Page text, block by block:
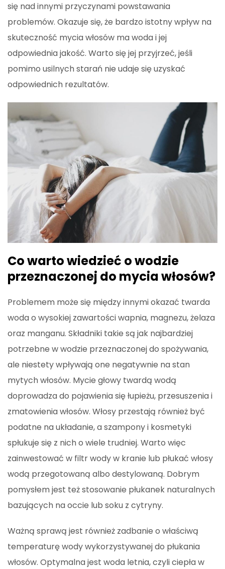
się nad innymi przyczynami powstawania
problemów. Okazuje się, że bardzo istotny wpływ na
skuteczność mycia włosów ma woda i jej
odpowiednia jakość. Warto się jej przyjrzeć, jeśli
pomimo usilnych starań nie udaje się uzyskać
odpowiednich rezultatów.
Co warto wiedzieć o wodzie
przeznaczonej do mycia włosów?
Problemem może się między innymi okazać twarda
woda o wysokiej zawartości wapnia, magnezu, żelaza
oraz manganu. Składniki takie są jak najbardziej
potrzebne w wodzie przeznaczonej do spożywania,
ale niestety wpływają one negatywnie na stan
mytych włosów. Mycie głowy twardą wodą
doprowadza do pojawienia się łupieżu, przesuszenia i
zmatowienia włosów. Włosy przestają również być
podatne na układanie, a szampony i kosmetyki
spłukuje się z nich o wiele trudniej. Warto więc
zainwestować w filtr wody w kranie lub płukać włosy
wodą przegotowaną albo destylowaną. Dobrym
pomysłem jest też stosowanie płukanek naturalnych
bazujących na occie lub soku z cytryny.
Ważną sprawą jest również zadbanie o właściwą
temperaturę wody wykorzystywanej do płukania
włosów. Optymalna jest woda letnia, czyli ciepła w